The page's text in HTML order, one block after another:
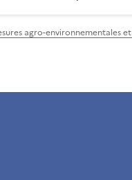
agro-environnementales